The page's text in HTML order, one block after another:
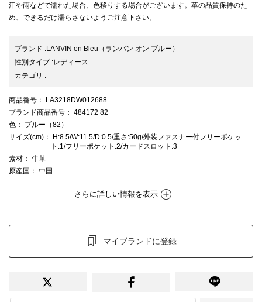
汗や雨などで濡れた場合、色移りする場合がございます。革の品質保持のた
め、できるだけ濡らさないようご注意下さい。
ブランド :LANVIN en Bleu （ランバン オン ブルー）
性別タイプ:レディース
カテゴリ :
商品番号 ： LA3218DW012688
ブランド商品番号 ： 484172 82
色 ： ブルー（82）
サイズ(cm) ： H:8.5/W:11.5/D:0.5/重さ:50g/外装ファスナー付フリーポケッ
ト:1/フリーポケット:2/カードスロット:3
素材 ： 牛革
原産国 ： 中国
さらに詳しい情報を表示
マイブランドに登録